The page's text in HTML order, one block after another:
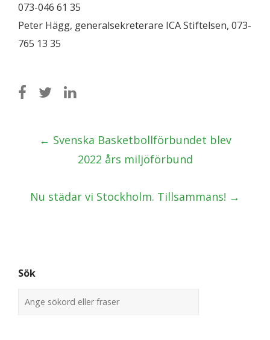
073-046 61 35
Peter Hägg, generalsekreterare ICA Stiftelsen, 073-
765 13 35
Post
navigation
← Svenska Basketbollförbundet blev
2022 års miljöförbund
Nu städar vi Stockholm. Tillsammans! →
Sök